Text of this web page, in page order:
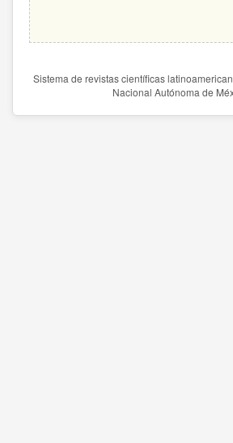
Sistema de revistas científicas
Nacional Autónoma de